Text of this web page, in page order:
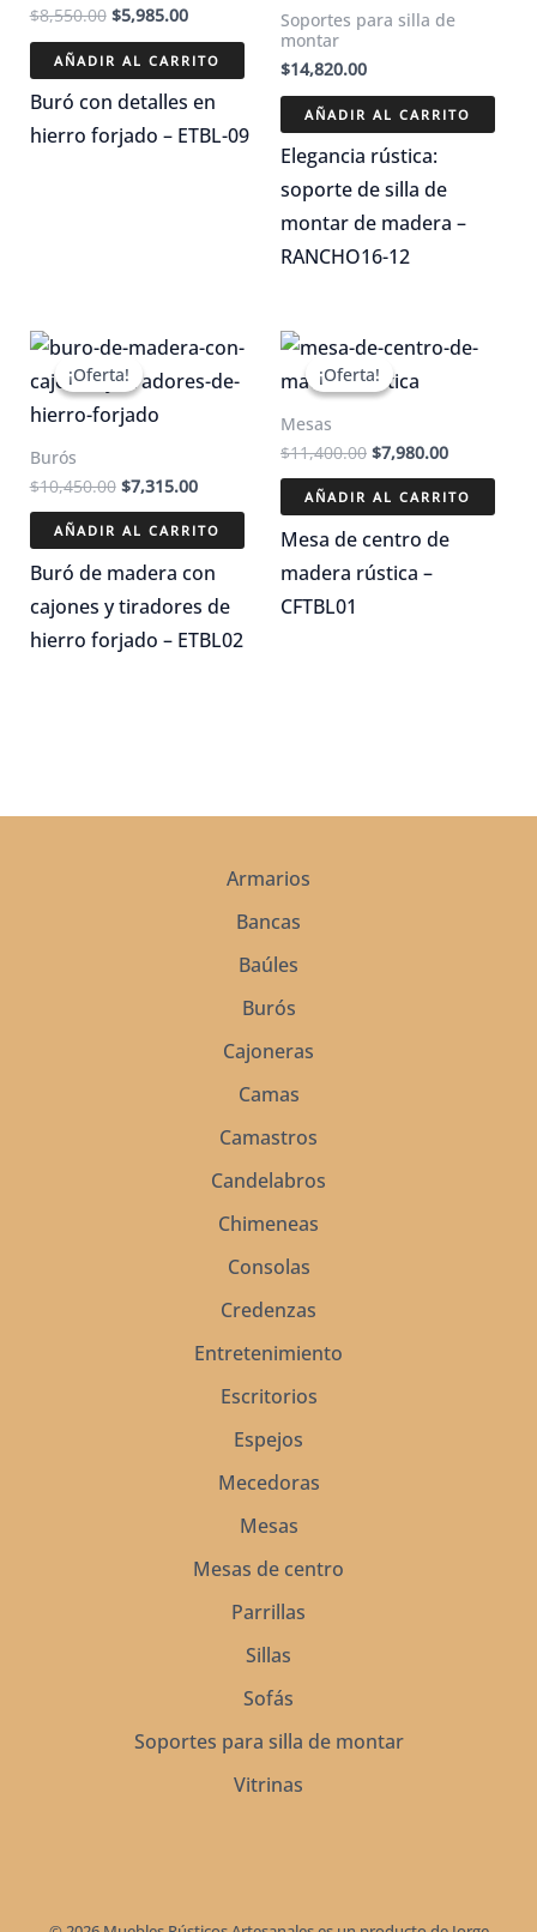
$8,550.00 El
original
era:
$8,550.00.
$5,985.00El
actual
es:
$5,985.00.
AÑADIR AL CARRITO
Buró con detalles en
hierro forjado – ETBL-09
Soportes para silla de
montar
$14,820.00
AÑADIR AL CARRITO
Elegancia rústica:
soporte de silla de
montar de madera –
RANCHO16-12
¡Oferta!
¡Oferta!
Burós
$10,450.00 El
original
era:
$10,450.00.
$7,315.00El
actual
es:
$7,315.00.
AÑADIR AL CARRITO
Buró de madera con
cajones y tiradores de
hierro forjado – ETBL02
¡Oferta!
¡Oferta!
Mesas
$11,400.00 El
original
era:
$11,400.00.
$7,980.00El
actual
es:
$7,980.00.
AÑADIR AL CARRITO
Mesa de centro de
madera rústica –
CFTBL01
Armarios
Bancas
Baúles
Burós
Cajoneras
Camas
Camastros
Candelabros
Chimeneas
Consolas
Credenzas
Entretenimiento
Escritorios
Espejos
Mecedoras
Mesas
Mesas de centro
Parrillas
Sillas
Sofás
Soportes para silla de montar
Vitrinas